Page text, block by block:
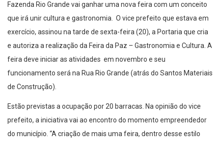
Fazenda Rio Grande vai ganhar uma nova feira com um conceito
que irá unir cultura e gastronomia. O vice prefeito que estava em
exercício, assinou na tarde de sexta-feira (20), a Portaria que cria
e autoriza a realização da Feira da Paz – Gastronomia e Cultura. A
feira deve iniciar as atividades em novembro e seu
funcionamento será na Rua Rio Grande (atrás do Santos Materiais
de Construção).
Estão previstas a ocupação por 20 barracas. Na opinião do vice
prefeito, a iniciativa vai ao encontro do momento empreendedor
do município. “A criação de mais uma feira, dentro desse estilo